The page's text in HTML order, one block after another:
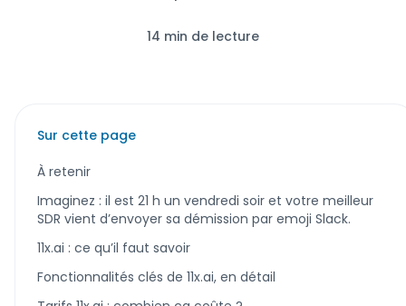
14 min de lecture
Sur cette page
À retenir
Imaginez : il est 21 h un vendredi soir et votre meilleur
SDR vient d’envoyer sa démission par emoji Slack.
11x.ai : ce qu’il faut savoir
Fonctionnalités clés de 11x.ai, en détail